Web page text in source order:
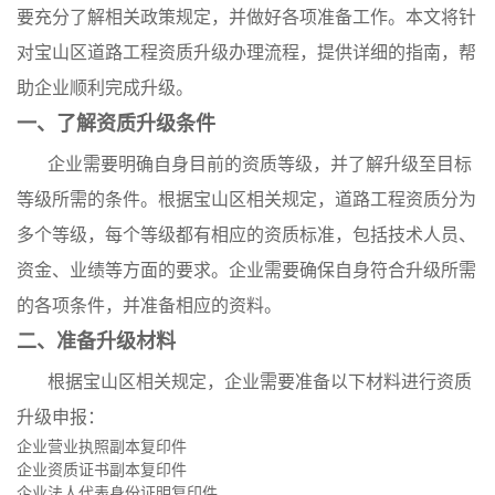
要充分了解相关政策规定，并做好各项准备工作。本文将针
对宝山区道路工程资质升级办理流程，提供详细的指南，帮
助企业顺利完成升级。
一、了解资质升级条件
企业需要明确自身目前的资质等级，并了解升级至目标
等级所需的条件。根据宝山区相关规定，道路工程资质分为
多个等级，每个等级都有相应的资质标准，包括技术人员、
资金、业绩等方面的要求。企业需要确保自身符合升级所需
的各项条件，并准备相应的资料。
二、准备升级材料
根据宝山区相关规定，企业需要准备以下材料进行资质
升级申报：
企业营业执照副本复印件
企业资质证书副本复印件